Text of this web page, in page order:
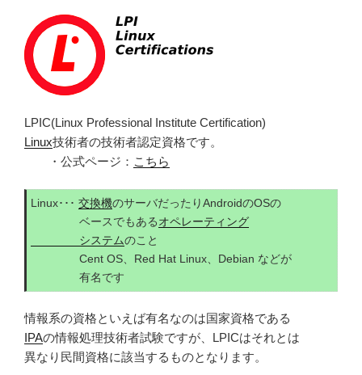
LPIC(Linux Professional Institute Certification)
Linux技術者の技術者認定資格です。
・公式ページ： こちら
Linux･･･ 交換機のサーバだったりAndroidのOSの
ベースでもあるオペレーティング
システムのこと
Cent OS、Red Hat Linux、Debian などが
有名です
情報系の資格といえば有名なのは国家資格である
IPAの情報処理技術者試験ですが、LPICはそれとは
異なり民間資格に該当するものとなります。